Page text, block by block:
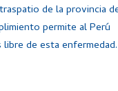
de la provincia
permite al Perú
de esta enfermedad.